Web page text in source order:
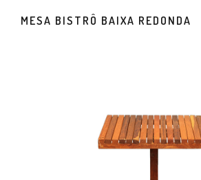
MESA BISTRÔ BAIXA REDONDA